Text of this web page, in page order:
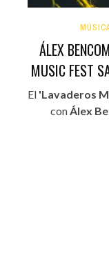
ÁLEX
MUSIC FEST
El 'Lavaderos
con Álex